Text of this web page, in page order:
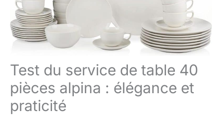
Test du service de table 40
pièces alpina : élégance et
praticité